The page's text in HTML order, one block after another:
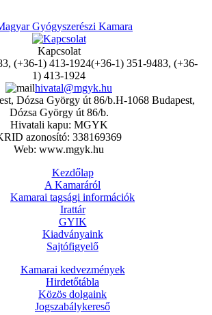
Kapcsolat
(+36-1) 351-9483, (+36-
1) 413-1924
hivatal@mgyk.hu
H-1068 Budapest,
Dózsa György út 86/b.
Hivatali kapu: MGYK
azonosító: 338169369
Web: www.mgyk.hu
Kezdőlap
A Kamaráról
Kamarai tagsági információk
Irattár
GYIK
Kiadványaink
Sajtófigyelő
Kamarai kedvezmények
Hirdetőtábla
Közös dolgaink
Jogszabálykereső